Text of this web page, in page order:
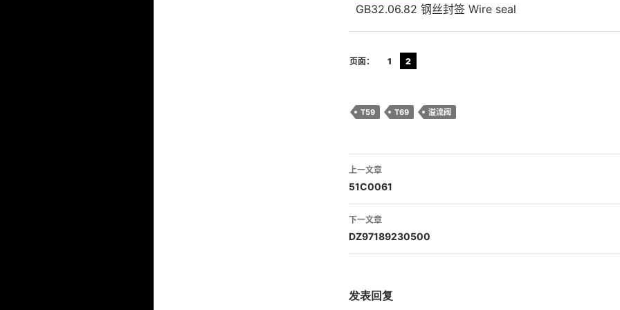
GB32.06.82 钢丝封签 Wire seal
页面： 1 2
T59 T69 溢流阀
文
章
导
航
上一文章
51C0061
下一文章
DZ97189230500
发表回复